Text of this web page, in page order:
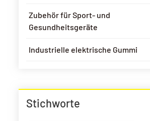
Zubehör für Sport- und
Gesundheitsgeräte
Industrielle elektrische Gummi
Stichworte